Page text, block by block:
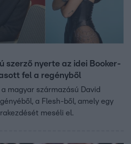
szerző nyerte az idei Booker-
fel a regényből
magyar származású David
a Flesh-ből, amely egy
meséli el.